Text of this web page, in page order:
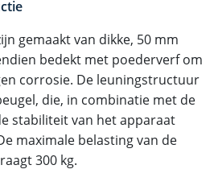
gemaakt van dikke, 50 mm
bedekt met poederverf om
corrosie. De leuningstructuur
die, in combinatie met de
stabiliteit van het apparaat
maximale belasting van de
​​300 kg.